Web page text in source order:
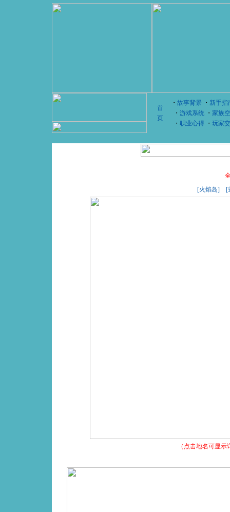
首
页
・故事背景 ・ 新手指
・ 游戏系统 ・ 家族
・ 职业心得 ・ 玩家
[火焰岛]
[
（点击地名可显